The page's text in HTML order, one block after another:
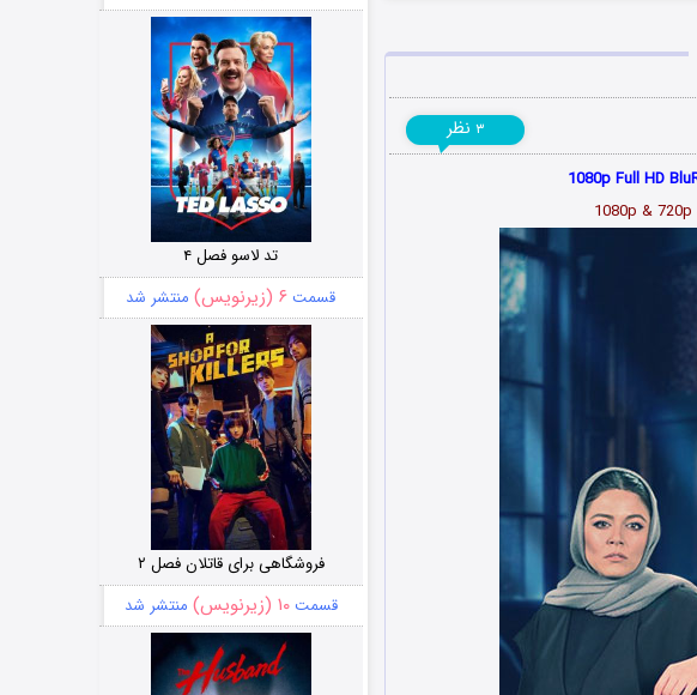
۳ نظر
تد لاسو فصل ۴
قسمت ۶ (زیرنویس) منتشر شد
فروشگاهی برای قاتلان فصل ۲
قسمت۱۰ (زیرنویس) منتشر شد